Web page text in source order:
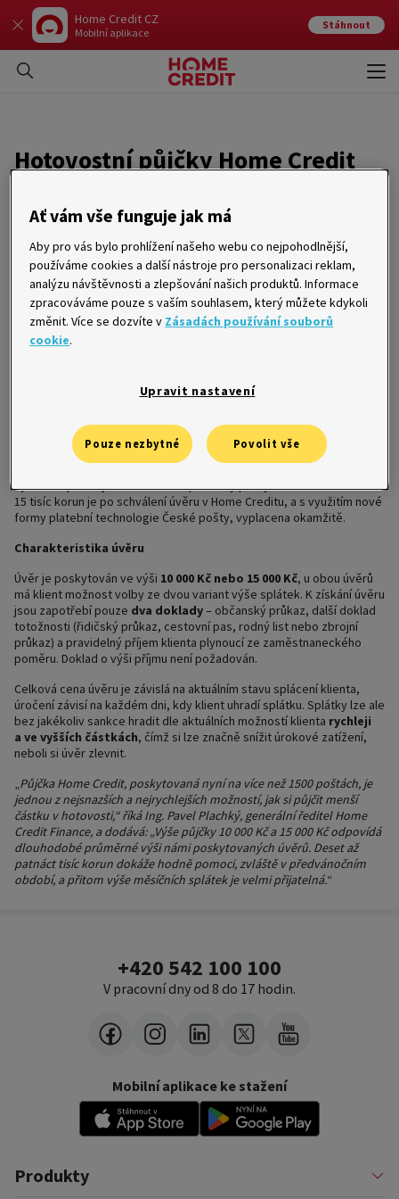
Home Credit CZ
Mobilní aplikace
Stáhnout
Hotovostní půjčky Home Credit
vypláceny okamžitě
08. 11. 2004
Praha 8. 11. 2004 – Home Credit poskytuje bezúčelové
hotovostní půjčky na pobočkách České pošty v nové,
jednodušší a rychlejší podobě. Celý proces je realizován na
České pošty od ledna 2003, nyní je poskytuje v ještě jednodušší
a rychlejší podobě. Zásadní rozdíl je v rychlosti vyplácení půjčované
hotovosti. Dříve zákazníci obdrželi do týdne po schválení úvěru
nyní stačí pouhá jediná návštěva pobočky pošty. Hotovost 10 nebo
15 tisíc korun je po schválení úvěru v Home Creditu, a s využitím nové
formy platební technologie České pošty, vyplacena okamžitě.
Charakteristika úvěru
Úvěr je poskytován ve výši 10 000 Kč nebo 15 000 Kč, u obou úvěrů
má klient možnost volby ze dvou variant výše splátek. K získání úvěru
jsou zapotřebí pouze dva doklady– občanský průkaz, další doklad
totožnosti (řidičský průkaz, cestovní pas, rodný list nebo zbrojní
průkaz) a pravidelný příjem klienta plynoucí ze zaměstnaneckého
poměru. Doklad o výši příjmu není požadován.
Celková cena úvěru je závislá na aktuálním stavu splácení klienta,
úročení závisí na každém dni, kdy klient uhradí splátku. Splátky lze ale
bez jakékoliv sankce hradit dle aktuálních možností klienta rychleji
a ve vyšších částkách, čímž si lze značně snížit úrokové zatížení,
neboli si úvěr zlevnit.
„Půjčka Home Credit, poskytovaná nyní na více než 1500 poštách, je
jednou z nejsnazších a nejrychlejších možností, jak si půjčit menší
částku v hotovosti,“ říká Ing. Pavel Plachký, generální ředitel Home
Credit Finance, a dodává: „Výše půjčky 10 000 Kč a 15 000 Kč odpovídá
dlouhodobé průměrné výši námi poskytovaných úvěrů. Deset až
patnáct tisíc korun dokáže hodně pomoci, zvláště v předvánočním
období, a přitom výše měsíčních splátek je velmi přijatelná.“
+420 542 100 100
V pracovní dny od 8 do 17 hodin.
Mobilní aplikace ke stažení
Produkty
Ať vám vše funguje jak má
Aby pro vás bylo prohlížení našeho webu co nejpohodlnější,
používáme cookies a další nástroje pro personalizaci reklam,
analýzu návštěvnosti a zlepšování našich produktů. Informace
zpracováváme pouze s vaším souhlasem, který můžete kdykoli
změnit. Více se dozvíte v Zásadách používání souborů
cookie.
Upravit nastavení
Pouze nezbytné Povolit vše